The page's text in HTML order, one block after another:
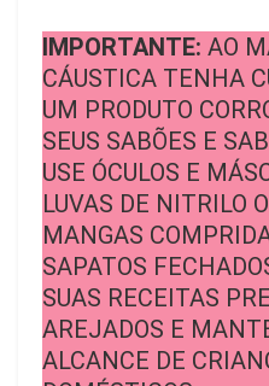
IMPORTANTE: AO
CÁUSTICA TENHA
UM PRODUTO
SEUS SABÕES E
USE ÓCULOS E
LUVAS DE NITRILO
MANGAS
SAPATOS
SUAS RECEITAS
AREJADOS E
ALCANCE DE